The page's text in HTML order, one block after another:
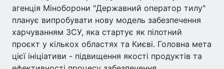
агенція Міноборони "Державний оператор тилу"
планує випробувати нову модель забезпечення
харчуванням ЗСУ, яка стартує як пілотний
проєкт у кількох областях та Києві. Головна мета
цієї ініціативи - підвищення якості продуктів та